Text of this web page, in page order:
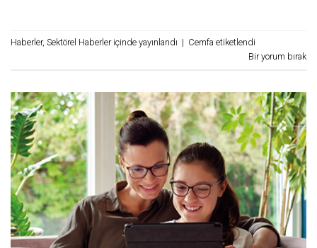
Haberler, Sektörel Haberleriçinde yayınlandı | Cemfa etiketlendi
Bir yorum bırak